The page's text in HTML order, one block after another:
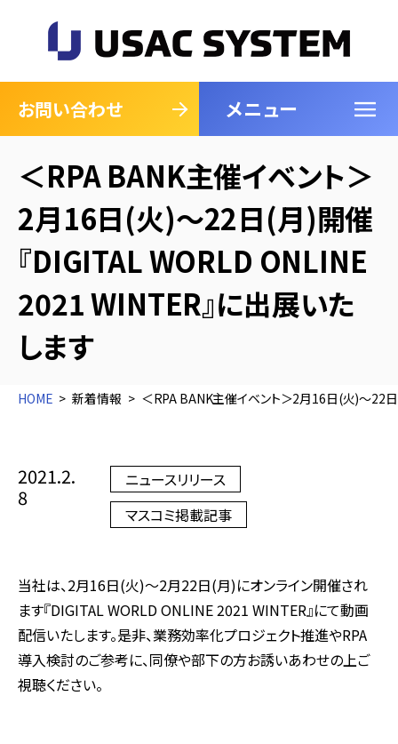
お問い合わせ メニュー
閉じる
＜RPA BANK主催イベント＞
2月16日(火)～22日(月)開催
『DIGITAL WORLD ONLINE
2021 WINTER』に出展いた
します
HOME 新着情報 ＜RPA BANK主催イベント＞2月16日(火)～22
2021.2.
8
ニュースリリース
マスコミ掲載記事
当社は、2月16日(火)～2月22日(月)にオンライン開催され
ます『DIGITAL WORLD ONLINE 2021 WINTER』にて動画
配信いたします。是非、業務効率化プロジェクト推進やRPA
導入検討のご参考に、同僚や部下の方お誘いあわせの上ご
視聴ください。